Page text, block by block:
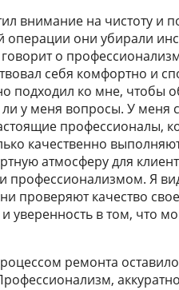
внимание на чистоту и
операции они убирали
о
себя комфортно и
подходил ко мне, чтобы
ли у меня вопросы. У меня
профессионалы,
качественно
атмосферу для
профессионализмом. Я
проверяют качество
уверенность в том, что
ремонта